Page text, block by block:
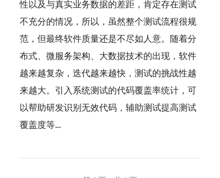
性以及与真实业务数据的差距，肯定存在测试
不充分的情况，所以，虽然整个测试流程很规
范，但最终软件质量还是不尽如人意。随着分
布式、微服务架构、大数据技术的出现，软件
越来越复杂，迭代越来越快，测试的挑战性越
来越大。引入系统测试的代码覆盖率统计，可
以帮助研发识别无效代码，辅助测试提高测试
覆盖度等…